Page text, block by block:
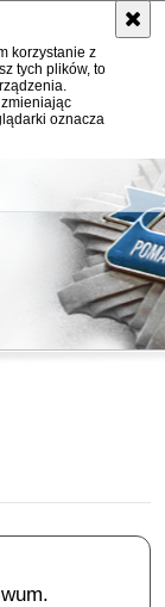
korzystanie z
tych plików, to
oznacza